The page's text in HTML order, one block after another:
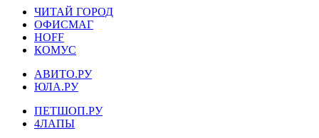
ЧИТАЙ ГОРОД
ОФИСМАГ
HOFF
КОМУС
АВИТО.РУ
ЮЛА.РУ
ПЕТШОП.РУ
4ЛАПЫ